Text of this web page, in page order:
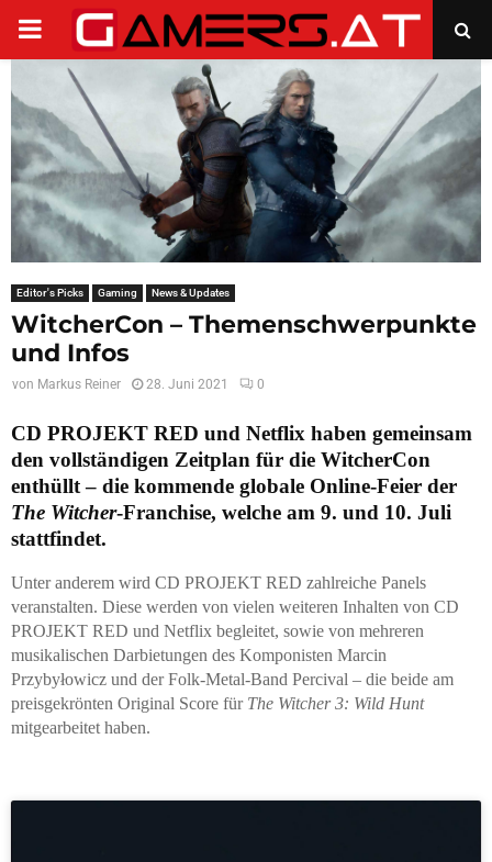
PRIMARY
MENU
Editor's Picks Gaming News & Updates
WitcherCon – Themenschwerpunkte
und Infos
von Markus Reiner 28. Juni 2021 0
CD PROJEKT RED und Netflix haben gemeinsam
den vollständigen Zeitplan für die WitcherCon
enthüllt – die kommende globale Online-Feier der
The Witcher-Franchise, welche am 9. und 10. Juli
stattfindet.
Unter anderem wird CD PROJEKT RED zahlreiche Panels
veranstalten. Diese werden von vielen weiteren Inhalten von CD
PROJEKT RED und Netflix begleitet, sowie von mehreren
musikalischen Darbietungen des Komponisten Marcin
Przybyłowicz und der Folk-Metal-Band Percival – die beide am
preisgekrönten Original Score für The Witcher 3: Wild Hunt
mitgearbeitet haben.